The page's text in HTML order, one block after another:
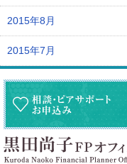
2015年8月
2015年7月